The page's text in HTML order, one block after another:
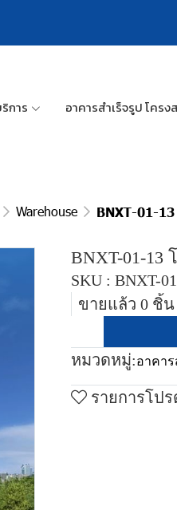
การ อาคารสำเร็จรูป โคร
Warehouse BNXT-01-
BNXT-01-13
SKU : BNXT-
ขายแล้ว 0 ชิ้น
หมวดหมู่:อาคาร
รายการโปร